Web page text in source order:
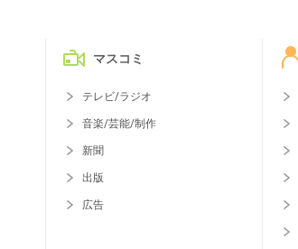
マスコミ
テレビ/ラジオ
音楽/芸能/制作
新聞
出版
広告